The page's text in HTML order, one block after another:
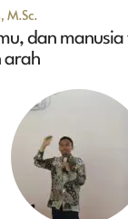
M.Sc.
dan
arah